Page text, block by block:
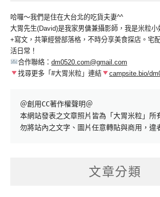
哈囉～我們是住在大台北的吃貨夫妻^^
大胃先生(David)是我家男傭兼攝影師，我是米粒
+寫文，共筆經營部落格，不時分享美食探店。宅
活日常！
合作聯絡： dm0520.com@gmail.com
找尋更多「#大胃米粒」連結
campsite.bio/
＠創用CC著作權聲明＠
本網站發表之文章照片皆為「大胃米粒」所
勿將站內之文字、圖片任意轉貼與商用，違
文章分類